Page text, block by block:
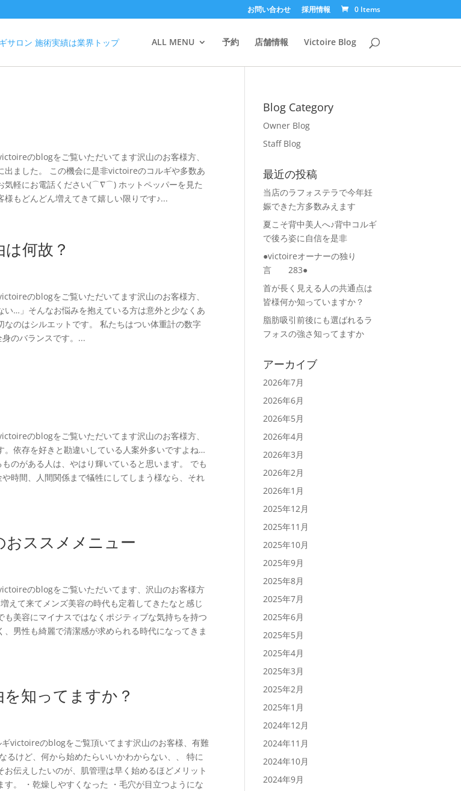
お問い合わせ 採用情報 0 Items
ALL MENU 予約 店舗情報 Victoire Blog
のblogをご覧いただいてます沢山のお客様方、
ました。 この機会に是非victoireのコルギや多数あ
気軽にお電話ください(⌒∇⌒) ホットペッパーを見た
もどんどん増えてきて嬉しい限りです♪...
何故？
のblogをご覧いただいてます沢山のお客様方、
…」そんなお悩みを抱えている方は意外と少なくあ
のはシルエットです。 私たちはつい体重計の数字
のバランスです。...
のblogをご覧いただいてます沢山のお客様方、
依存を好きと勘違いしている人案外多いですよね…
のがある人は、やはり輝いていると思います。 でも
時間、人間関係まで犠牲にしてしまう様なら、それ
ススメメニュー
のblogをご覧いただいてます、沢山のお客様方
えて来てメンズ美容の時代も定着してきたなと感じ
美容にマイナスではなくポジティブな気持ちを持つ
男性も綺麗で清潔感が求められる時代になってきま
知ってますか？
victoireのblogをご覧頂いてます沢山のお客様、有難
るけど、何から始めたらいいかわからない、、 特に
伝えしたいのが、肌管理は早く始めるほどメリット
。 ・乾燥しやすくなった ・毛穴が目立つようにな
Blog Category
Owner Blog
Staff Blog
最近の投稿
当店のラフォステラで今年妊
娠できた方多数みえます
夏こそ背中美人へ♪背中コルギ
で後ろ姿に自信を是非
●victoireオーナーの独り
言 283●
首が長く見える人の共通点は
皆様何か知っていますか？
脂肪吸引前後にも選ばれるラ
フォスの強さ知ってますか
アーカイブ
2026年7月
2026年6月
2026年5月
2026年4月
2026年3月
2026年2月
2026年1月
2025年12月
2025年11月
2025年10月
2025年9月
2025年8月
2025年7月
2025年6月
2025年5月
2025年4月
2025年3月
2025年2月
2025年1月
2024年12月
2024年11月
2024年10月
2024年9月